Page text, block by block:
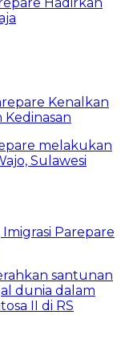
Kenalkan
Kedinasan
Parepare